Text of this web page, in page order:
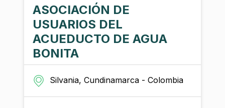
ASOCIACIÓN DE
USUARIOS DEL
ACUEDUCTO DE AGUA
BONITA
Silvania, Cundinamarca - Colombia